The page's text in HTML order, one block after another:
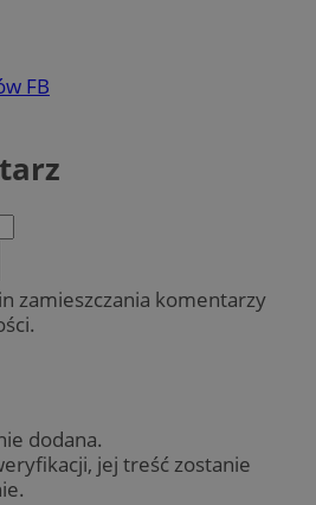
FB
zamieszczania komentarzy
dodana.
jej treść zostanie